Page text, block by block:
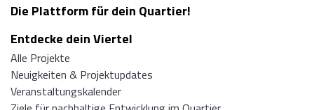
Die Plattform für dein Quartier!
Entdecke dein Viertel
Alle Projekte
Neuigkeiten & Projektupdates
Veranstaltungskalender